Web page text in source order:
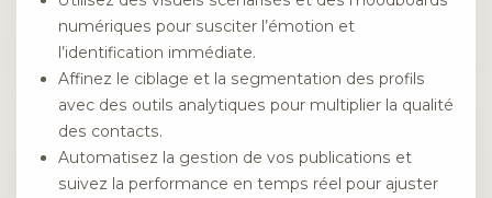
numériques pour susciter l’émotion et
l’identification immédiate.
Affinez le ciblage et la segmentation des profils
avec des outils analytiques pour multiplier la qualité
des contacts.
Automatisez la gestion de vos publications et
suivez la performance en temps réel pour ajuster